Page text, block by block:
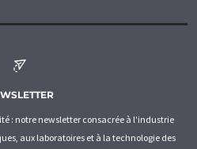
: notre newsletter consacrée à l'industrie
aux laboratoires et à la technologie des